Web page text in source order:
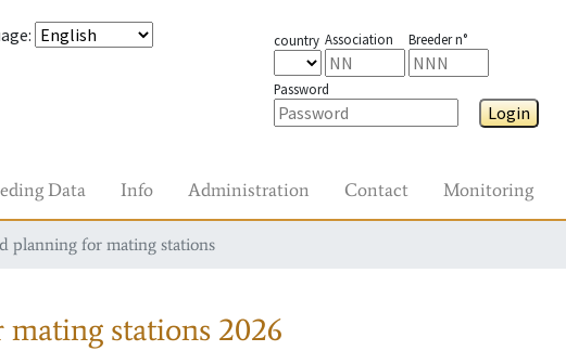
: country Association Breeder n°
Password
Login
Data Info Administration Contact Monitoring
planning for mating stations
stations 2026